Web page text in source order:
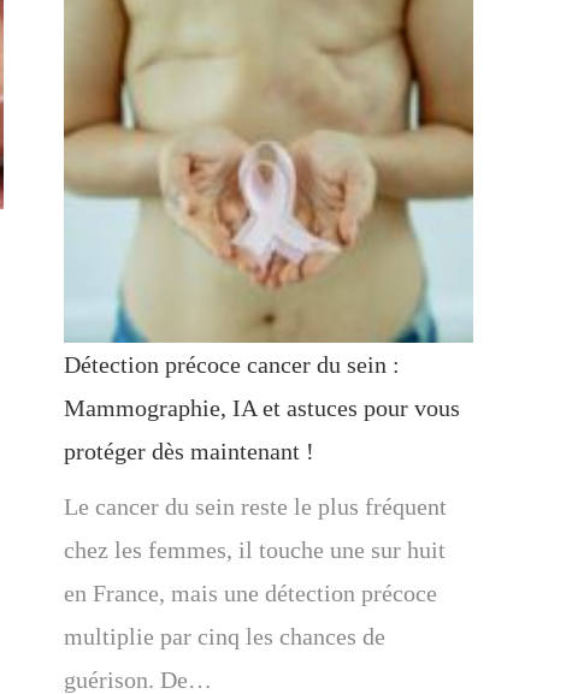
Détection précoce cancer du sein :
Mammographie, IA et astuces pour vous
protéger dès maintenant !
Le cancer du sein reste le plus fréquent
chez les femmes, il touche une sur huit
en France, mais une détection précoce
multiplie par cinq les chances de
guérison. De…